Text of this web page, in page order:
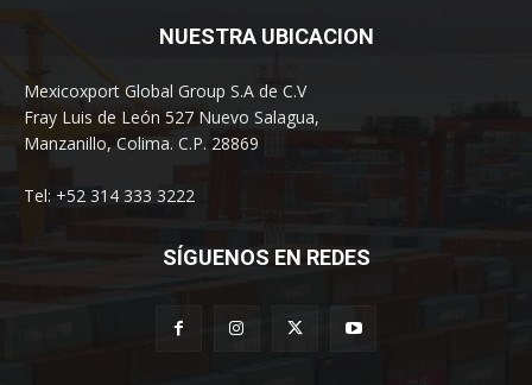
NUESTRA UBICACION
Mexicoxport Global Group S.A de C.V
Fray Luis de León 527 Nuevo Salagua,
Manzanillo, Colima. C.P. 28869
Tel: +52 314 333 3222
SÍGUENOS EN REDES